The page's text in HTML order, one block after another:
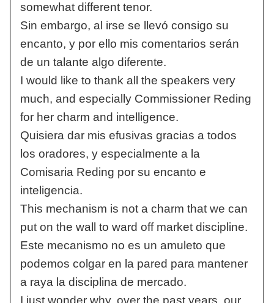
somewhat different tenor.
Sin embargo, al irse se llevó consigo su
encanto, y por ello mis comentarios serán
de un talante algo diferente.
I would like to thank all the speakers very
much, and especially Commissioner Reding
for her charm and intelligence.
Quisiera dar mis efusivas gracias a todos
los oradores, y especialmente a la
Comisaria Reding por su encanto e
inteligencia.
This mechanism is not a charm that we can
put on the wall to ward off market discipline.
Este mecanismo no es un amuleto que
podemos colgar en la pared para mantener
a raya la disciplina de mercado.
I just wonder why, over the past years, our